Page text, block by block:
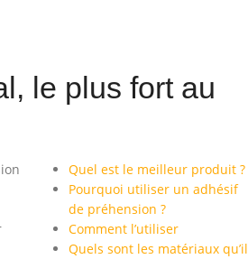
le plus fort au
Quel est le meilleur produit ?
Pourquoi utiliser un adhésif
de préhension ?
Comment l’utiliser
Quels sont les matériaux qu’il